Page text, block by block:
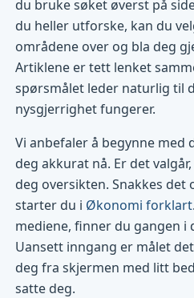
du bruke søket øverst på
du heller utforske, kan du
områdene over og bla deg
Artiklene er tett lenket
spørsmålet leder naturlig til
nysgjerrighet fungerer.
Vi anbefaler å begynne
deg akkurat nå. Er det
deg oversikten. Snakkes det
starter du i Økonomi forklart
mediene, finner du gangen i
Uansett inngang er målet
deg fra skjermen med litt
satte deg.